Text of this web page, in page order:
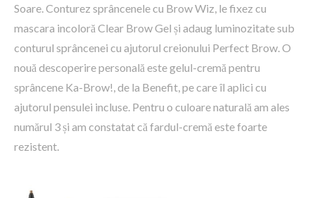
Soare. Conturez sprâncenele cu Brow Wiz, le fixez cu
mascara incoloră Clear Brow Gel și adaug luminozitate sub
conturul sprâncenei cu ajutorul creionului Perfect Brow. O
nouă descoperire personală este gelul-cremă pentru
sprâncene Ka-Brow!, de la Benefit, pe care îl aplici cu
ajutorul pensulei incluse. Pentru o culoare naturală am ales
numărul 3 și am constatat că fardul-cremă este foarte
rezistent.